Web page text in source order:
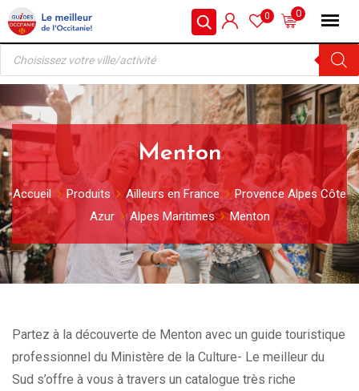
Skip
to
content
0
0
Recherche
produits
Menton
Accueil Produits Ailleurs en France
Provence Alpes Côte
Azur
Alpes Maritimes Menton
Partez à la découverte de Menton avec un guide touristique
professionnel du Ministère de la Culture- Le meilleur du
Sud s’offre à vous à travers un catalogue très riche